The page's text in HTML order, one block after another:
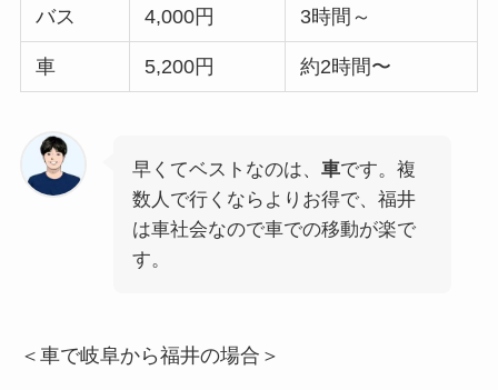
バス 4,000円 3時間～
車 5,200円 約2時間〜
早くてベストなのは、 車です。複
数人で行くならよりお得で、福井
は車社会なので車での移動が楽で
す。
＜車で岐阜から福井の場合＞